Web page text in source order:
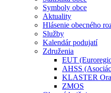
Symboly obce
Aktuality
Hlásenie obecného
Služby
Kalendár podujatí
Združenia
EUT
AHSS
KLASTER
ZMOS